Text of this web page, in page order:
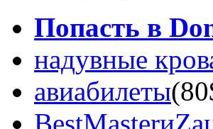
Попасть в
надувные
авиабилеты